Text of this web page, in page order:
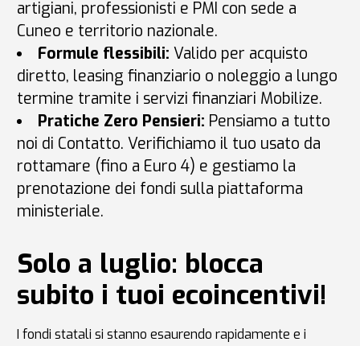
artigiani, professionisti e PMI con sede a
Cuneo e territorio nazionale.
Formule flessibili: Valido per acquisto
diretto, leasing finanziario o noleggio a lungo
termine tramite i servizi finanziari Mobilize.
Pratiche Zero Pensieri: Pensiamo a tutto
noi di Contatto. Verifichiamo il tuo usato da
rottamare (fino a Euro 4) e gestiamo la
prenotazione dei fondi sulla piattaforma
ministeriale.
Solo a luglio: blocca
subito i tuoi ecoincentivi!
I fondi statali si stanno esaurendo rapidamente e i